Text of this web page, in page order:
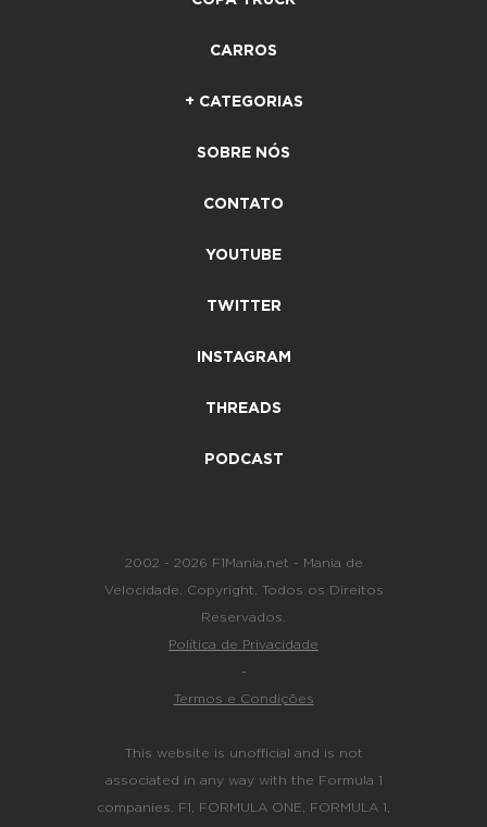
CARROS
+ CATEGORIAS
SOBRE NÓS
CONTATO
YOUTUBE
TWITTER
INSTAGRAM
THREADS
PODCAST
2002 - 2026 F1Mania.net - Mania de
Velocidade. Copyright. Todos os Direitos
Reservados.
Política de Privacidade
-
Termos e Condições
This website is unofficial and is not
associated in any way with the Formula 1
companies. F1, FORMULA ONE, FORMULA 1,